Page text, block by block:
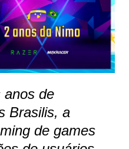
anos de
Brasilis, a
de games